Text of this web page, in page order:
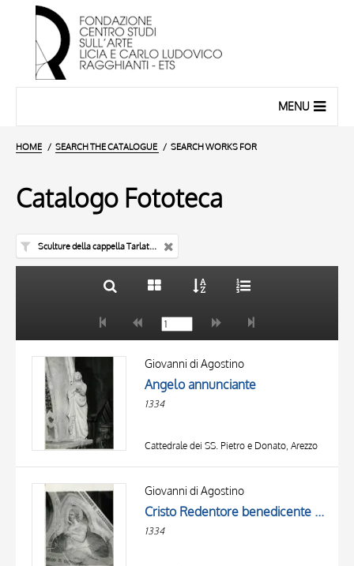
MENU
HOME SEARCH THE CATALOGUE SEARCH WORKS FOR
Catalogo Fototeca
Sculture della cappella Tarlati di Giovanni di Agostino
AUTHOR
LOCATION
20 RESULTS
Giovanni di Agostino
Angelo annunciante
1334
Cattedrale dei SS. Pietro e Donato, Arezzo
Giovanni di Agostino
Cristo Redentore benedicente e angeli
1334